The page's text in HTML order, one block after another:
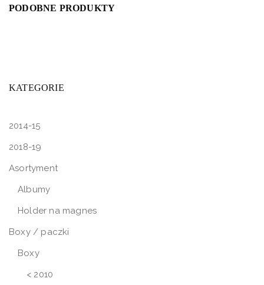
PODOBNE PRODUKTY
KATEGORIE
2014-15
2018-19
Asortyment
Albumy
Holder na magnes
Boxy / paczki
Boxy
< 2010